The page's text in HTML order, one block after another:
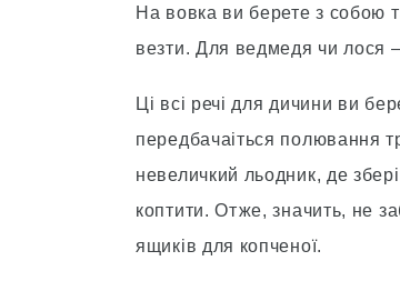
На вовка ви берете з собою
везти. Для ведмедя чи лося
Цi всi речi для дичини ви
передбачаіться полювання
невеличкий льодник, де
коптити. Отже, значить, не
ящикiв для копченої.